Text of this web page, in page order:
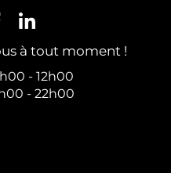
à tout moment !
- 12h00
- 22h00